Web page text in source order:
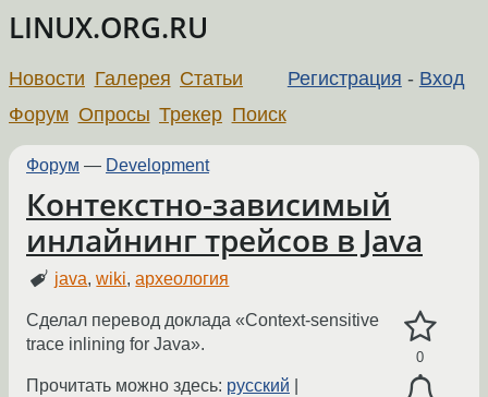
LINUX.ORG.RU
Регистрация - Вход
Новости Галерея Статьи
Форум Опросы Трекер Поиск
Форум — Development
Контекстно-зависимый
инлайнинг трейсов в Java
java,wiki,археология
0
Сделал перевод доклада «Context-sensitive
trace inlining for Java».
Прочитать можно здесь: русский